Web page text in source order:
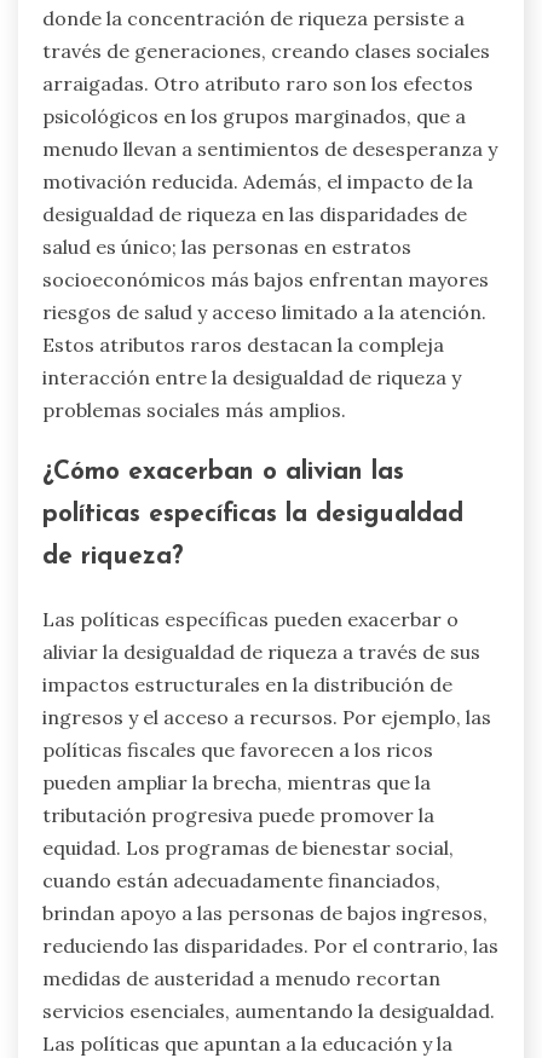
donde la concentración de riqueza persiste a
través de generaciones, creando clases sociales
arraigadas. Otro atributo raro son los efectos
psicológicos en los grupos marginados, que a
menudo llevan a sentimientos de desesperanza y
motivación reducida. Además, el impacto de la
desigualdad de riqueza en las disparidades de
salud es único; las personas en estratos
socioeconómicos más bajos enfrentan mayores
riesgos de salud y acceso limitado a la atención.
Estos atributos raros destacan la compleja
interacción entre la desigualdad de riqueza y
problemas sociales más amplios.
¿Cómo exacerban o alivian las
políticas específicas la desigualdad
de riqueza?
Las políticas específicas pueden exacerbar o
aliviar la desigualdad de riqueza a través de sus
impactos estructurales en la distribución de
ingresos y el acceso a recursos. Por ejemplo, las
políticas fiscales que favorecen a los ricos
pueden ampliar la brecha, mientras que la
tributación progresiva puede promover la
equidad. Los programas de bienestar social,
cuando están adecuadamente financiados,
brindan apoyo a las personas de bajos ingresos,
reduciendo las disparidades. Por el contrario, las
medidas de austeridad a menudo recortan
servicios esenciales, aumentando la desigualdad.
Las políticas que apuntan a la educación y la